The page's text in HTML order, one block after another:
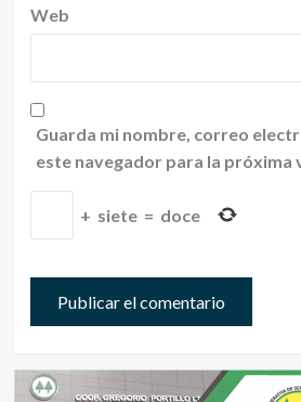
Web
Guarda mi nombre, correo
este navegador para la próxima
+ siete = doce